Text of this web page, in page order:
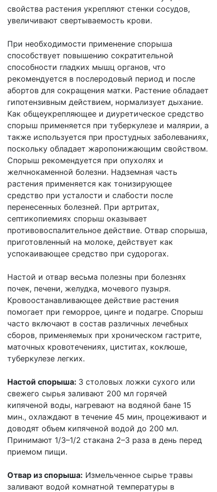
свойства растения укрепляют стенки сосудов,
увеличивают свертываемость крови.
При необходимости применение спорыша
способствует повышению сократительной
способности гладких мышц органов, что
рекомендуется в послеродовый период и после
абортов для сокращения матки. Растение обладает
гипотензивным действием, нормализует дыхание.
Как общеукрепляющее и диуретическое средство
спорыш применяется при туберкулезе и малярии, а
также используется при простудных заболеваниях,
поскольку обладает жаропонижающим свойством.
Спорыш рекомендуется при опухолях и
желчнокаменной болезни. Надземная часть
растения применяется как тонизирующее
средство при усталости и слабости после
перенесенных болезней. При артритах,
септикопиемиях спорыш оказывает
противовоспалительное действие. Отвар спорыша,
приготовленный на молоке, действует как
успокаивающее средство при судорогах.
Настой и отвар весьма полезны при болезнях
почек, печени, желудка, мочевого пузыря.
Кровоостанавливающее действие растения
помогает при геморрое, цинге и подагре. Спорыш
часто включают в состав различных лечебных
сборов, применяемых при хроническом гастрите,
маточных кровотечениях, циститах, коклюше,
туберкулезе легких.
Настой спорыша: 3 столовых ложки сухого или
свежего сырья заливают 200 мл горячей
кипяченой воды, нагревают на водяной бане 15
мин., охлаждают в течение 45 мин, процеживают и
доводят объем кипяченой водой до 200 мл.
Принимают 1/3–1/2 стакана 2–3 раза в день перед
приемом пищи.
Отвар из спорыша: Измельченное сырье травы
заливают водой комнатной температуры в